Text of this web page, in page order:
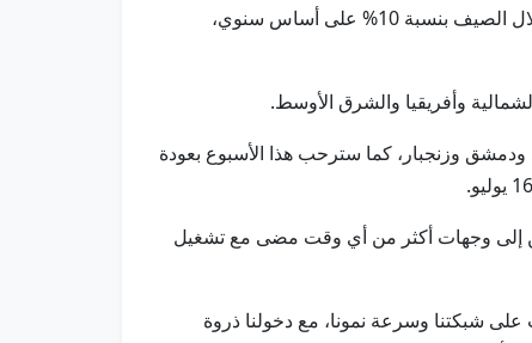
وقال بيان صحفي إن الإنجاز يأتي في ظل استمرار الاتحاد للطيران في مسار نموها السريع، مع ارتفاع القدرة الاستيعابية خلال الصيف بنسبة 10% على أساس سنوي،
وبالما دي مايوركا، ودمشق وزنجبار، كما سترحب هذا الأسبوع بعودة
إلى وجهات أكثر من أي وقت مضى مع تشغيل
شبكتنا وسرعة نمونا، مع دخولنا ذروة